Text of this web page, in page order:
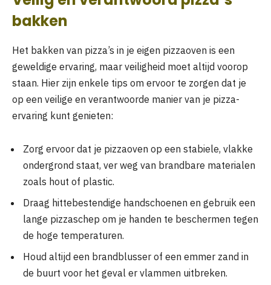
bakken
Het bakken van pizza’s in je eigen pizzaoven is een
geweldige ervaring, maar veiligheid moet altijd voorop
staan. Hier zijn enkele tips om ervoor te zorgen dat je
op een veilige en verantwoorde manier van je pizza-
ervaring kunt genieten:
Zorg ervoor dat je pizzaoven op een stabiele, vlakke
ondergrond staat, ver weg van brandbare materialen
zoals hout of plastic.
Draag hittebestendige handschoenen en gebruik een
lange pizzaschep om je handen te beschermen tegen
de hoge temperaturen.
Houd altijd een brandblusser of een emmer zand in
de buurt voor het geval er vlammen uitbreken.